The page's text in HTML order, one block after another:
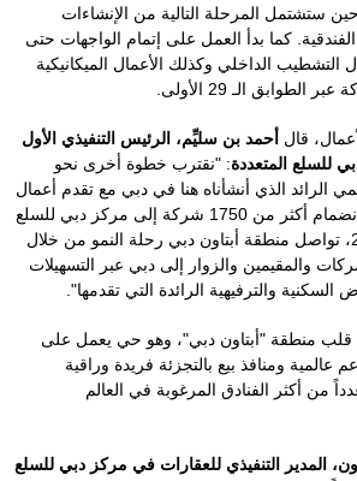
ستشتمل المرحلة التالية من الإنشاءات
كما بدأ العمل على إتمام الواجهات حتى
أعمال التشطيب الداخلي وكذلك الأعمال الميكانيكية
الطوابق الـ 29 الأولى.
قال أحمد بن سليِّم، الرئيس التنفيذي الأول
للسلع المتعددة: "نقترب خطوة أخرى نحو
الرائد الذي أنشأناه هنا في دبي مع تقدم أعمال
البرج نحو اكتمالها. وبعد انضمام أكثر من 1750 شركة إلى مركز دبي للسلع
المتعددة طوال عام 2020، تواصل منطقة أبتاون دبي رحلة النمو من خلال
والمقيمين والزوار إلى دبي عبر التسهيلات
والترفيهية الرائدة التي تقدمها".
قلب منطقة "أبتاون دبي"، وهو حي يعمل على
عالمية ومنافذ بيع بالتجزئة فريدة وراقية
من أكثر الفنادق المرغوبة في العالم
المدير التنفيذي للعقارات في مركز دبي للسلع